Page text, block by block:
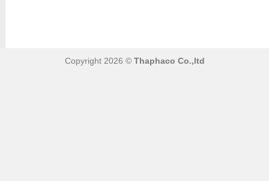
Copyright 2026 © Thaphaco Co.,ltd